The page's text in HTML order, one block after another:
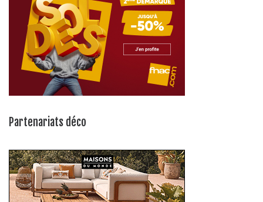
Partenariats déco